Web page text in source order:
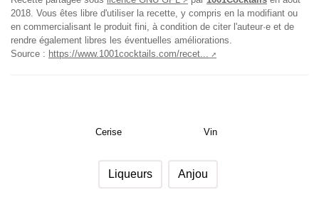
2018. Vous êtes libre d'utiliser la recette, y compris en la modifiant ou
en commercialisant le produit fini, à condition de citer l'auteur·e et de
rendre également libres les éventuelles améliorations.
Source : https://www.1001cocktails.com/recet...
Cerise Vin
Liqueurs Anjou